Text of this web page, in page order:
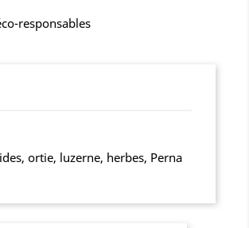
responsables
ortie, luzerne, herbes, Perna